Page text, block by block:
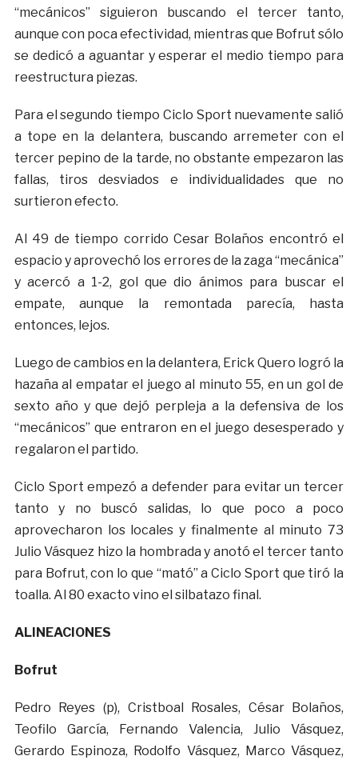
“mecánicos” siguieron buscando el tercer tanto,
aunque con poca efectividad, mientras que Bofrut sólo
se dedicó a aguantar y esperar el medio tiempo para
reestructura piezas.
Para el segundo tiempo Ciclo Sport nuevamente salió
a tope en la delantera, buscando arremeter con el
tercer pepino de la tarde, no obstante empezaron las
fallas, tiros desviados e individualidades que no
surtieron efecto.
Al 49 de tiempo corrido Cesar Bolaños encontró el
espacio y aprovechó los errores de la zaga “mecánica”
y acercó a 1-2, gol que dio ánimos para buscar el
empate, aunque la remontada parecía, hasta
entonces, lejos.
Luego de cambios en la delantera, Erick Quero logró la
hazaña al empatar el juego al minuto 55, en un gol de
sexto año y que dejó perpleja a la defensiva de los
“mecánicos” que entraron en el juego desesperado y
regalaron el partido.
Ciclo Sport empezó a defender para evitar un tercer
tanto y no buscó salidas, lo que poco a poco
aprovecharon los locales y finalmente al minuto 73
Julio Vásquez hizo la hombrada y anotó el tercer tanto
para Bofrut, con lo que “mató” a Ciclo Sport que tiró la
toalla. Al 80 exacto vino el silbatazo final.
ALINEACIONES
Bofrut
Pedro Reyes (p), Cristboal Rosales, César Bolaños,
Teofilo García, Fernando Valencia, Julio Vásquez,
Gerardo Espinoza, Rodolfo Vásquez, Marco Vásquez,